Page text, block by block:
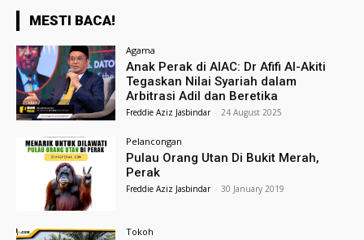
MESTI BACA!
Agama
Anak Perak di AIAC: Dr Afifi Al-Akiti
Tegaskan Nilai Syariah dalam
Arbitrasi Adil dan Beretika
Freddie Aziz Jasbindar - 24 August 2025
Pelancongan
Pulau Orang Utan Di Bukit Merah,
Perak
Freddie Aziz Jasbindar - 30 January 2019
Tokoh